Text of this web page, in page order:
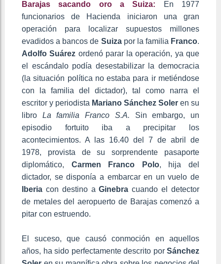
Barajas sacando oro a Suiza: En 1977
funcionarios de Hacienda iniciaron una gran
operación para localizar supuestos millones
evadidos a bancos de Suizapor la familia Franco.
Adolfo Suárez ordenó parar la operación, ya que
el escándalo podía desestabilizar la democracia
(la situación política no estaba para ir metiéndose
con la familia del dictador), tal como narra el
escritor y periodista Mariano Sánchez Soler en su
libro La familia Franco S.A. Sin embargo, un
episodio fortuito iba a precipitar los
acontecimientos. A las 16.40 del 7 de abril de
1978, provista de su sorprendente pasaporte
diplomático, Carmen Franco Polo, hija del
dictador, se disponía a embarcar en un vuelo de
Iberia con destino aGinebra cuando el detector
de metales del aeropuerto de Barajas comenzó a
pitar con estruendo.
El suceso, que causó conmoción en aquellos
años, ha sido perfectamente descrito porSánchez